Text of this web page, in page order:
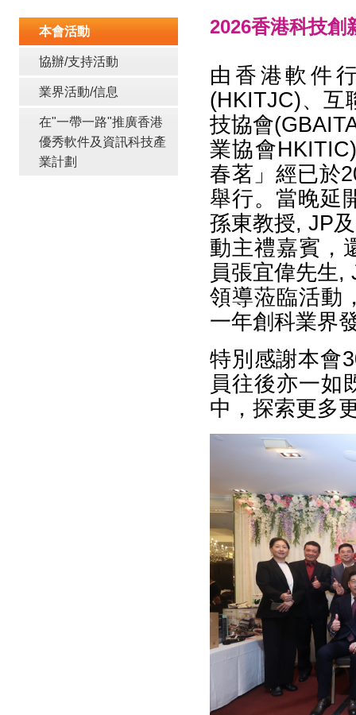
本會活動
協辦/支持活動
業界活動/信息
在"一帶一路"推廣香港
優秀軟件及資訊科技產
業計劃
2026香港科技創
由香港軟件
(HKITJC)、互
技協會
業協會
春茗」經已於
舉行。當晚延
孫東教授, JP
動主禮嘉賓，
員張宜偉先生,
領導蒞臨活動
一年創科業界
特別感謝本會
員往後亦一如
中，探索更多